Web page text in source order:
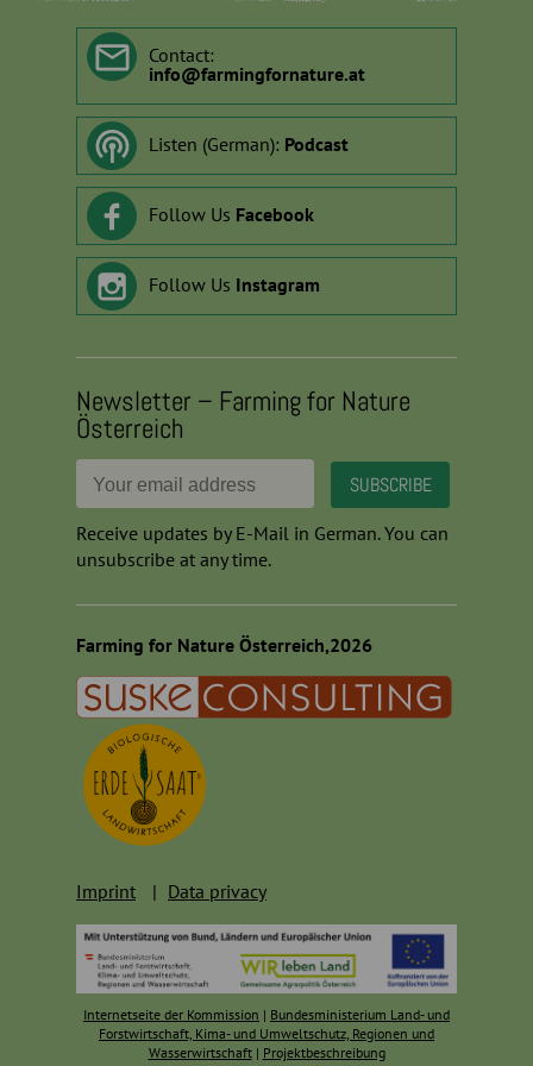
Contact:
info@farmingfornature.at
Listen (German): Podcast
Follow Us Facebook
Follow Us Instagram
Newsletter – Farming for Nature
Österreich
Receive updates by E-Mail in German. You can
unsubscribe at any time.
Farming for Nature Österreich,2026
Imprint Data privacy
Internetseite der Kommission | Bundesministerium Land- und
Forstwirtschaft, Kima- und Umweltschutz, Regionen und
Wasserwirtschaft| Projektbeschreibung